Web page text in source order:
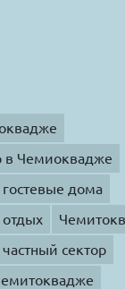
в Чемиоквадже
дома
сектор